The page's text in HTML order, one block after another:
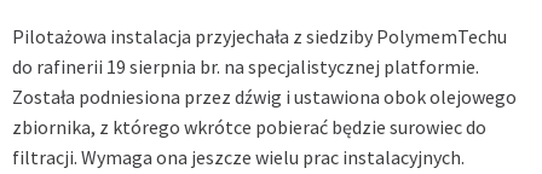
Pilotażowa instalacja przyjechała z siedziby PolymemTechu
do rafinerii 19 sierpnia br. na specjalistycznej platformie.
Została podniesiona przez dźwig i ustawiona obok olejowego
zbiornika, z którego wkrótce pobierać będzie surowiec do
filtracji. Wymaga ona jeszcze wielu prac instalacyjnych.